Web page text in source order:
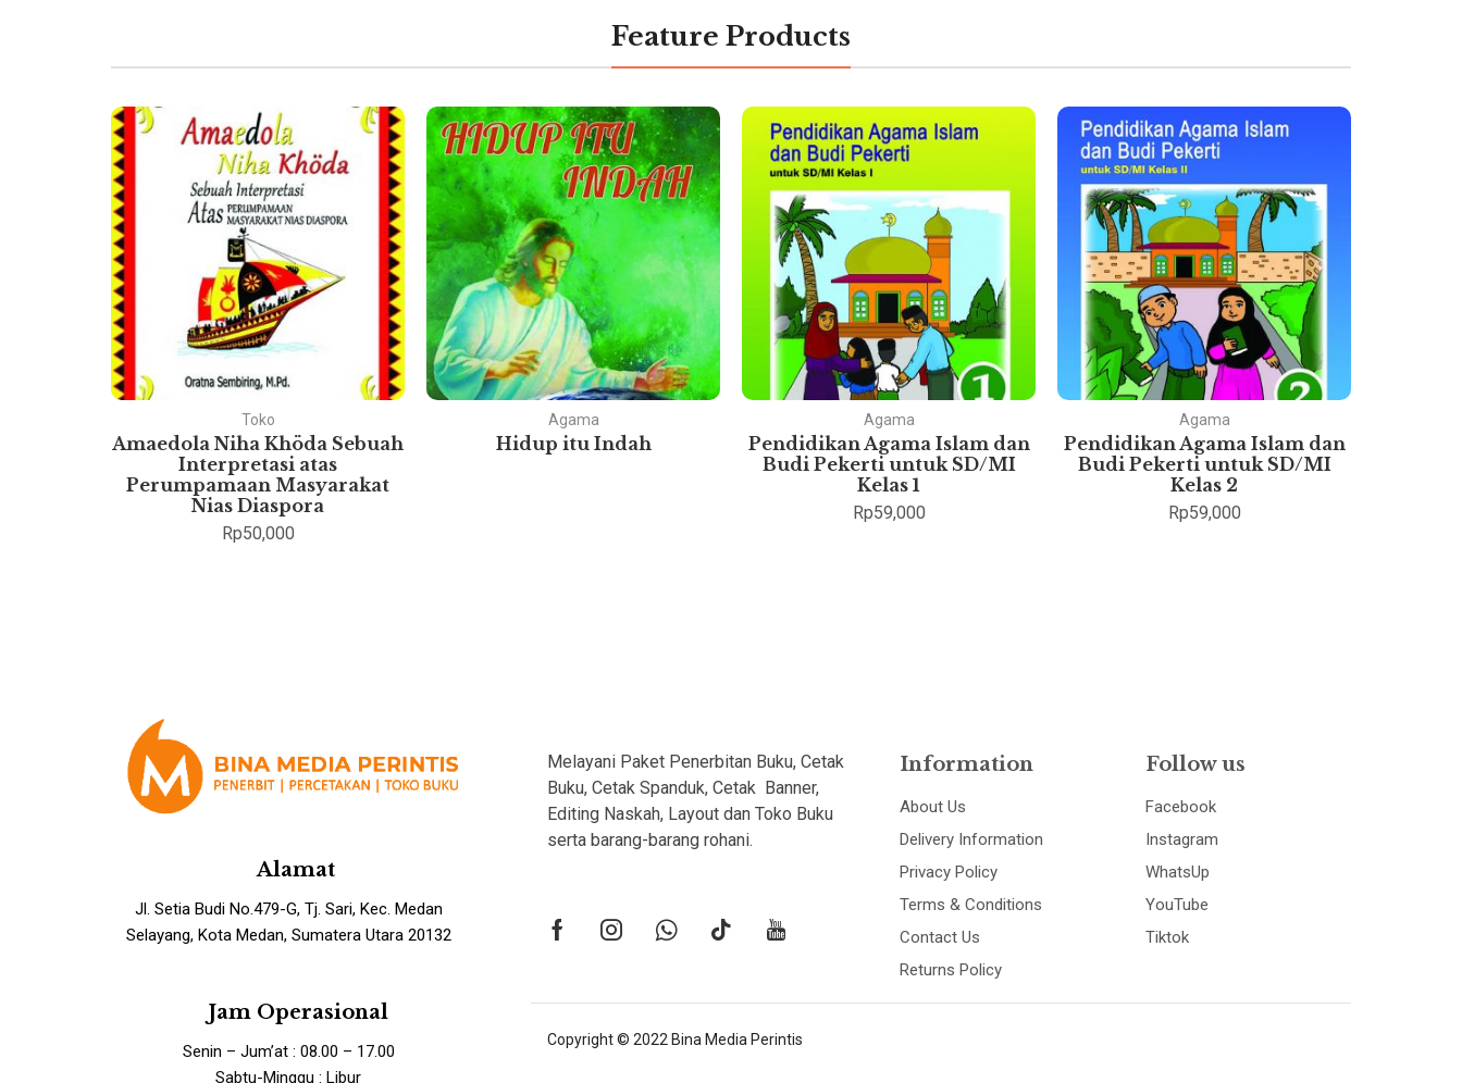
Feature Products
Toko
Amaedola Niha Khöda Sebuah
Interpretasi atas
Perumpamaan Masyarakat
Nias Diaspora
Rp50,000
Agama
Hidup itu Indah
Agama
Pendidikan Agama Islam dan
Budi Pekerti untuk SD/MI
Kelas 1
Rp59,000
Agama
Pendidikan Agama Islam dan
Budi Pekerti untuk SD/MI
Kelas 2
Rp59,000
Alamat
Jl. Setia Budi No.479-G, Tj. Sari, Kec. Medan
Selayang, Kota Medan, Sumatera Utara 20132
Jam Operasional
Senin – Jum’at : 08.00 – 17.00
Sabtu-Minggu : Libur
Melayani Paket Penerbitan Buku, Cetak
Buku, Cetak Spanduk, Cetak Banner,
Editing Naskah, Layout dan Toko Buku
serta barang-barang rohani.
Information
About Us
Delivery Information
Privacy Policy
Terms & Conditions
Contact Us
Returns Policy
Follow us
Facebook
Instagram
WhatsUp
YouTube
Tiktok
Copyright © 2022 Bina Media Perintis